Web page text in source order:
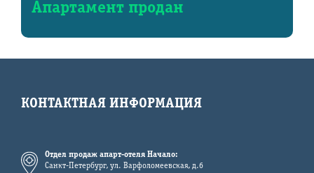
Апартамент продан
КОНТАКТНАЯ ИНФОРМАЦИЯ
Отдел продаж апарт-отеля Начало:
Санкт-Петербург, ул. Варфоломеевская, д.6